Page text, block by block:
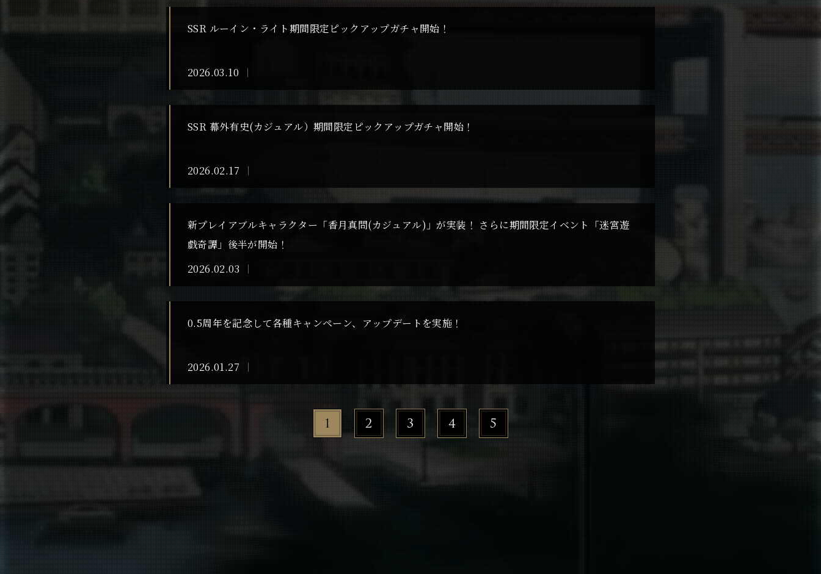
SSR ルーイン・ライト期間限定ピックアップガチャ開始！
2026.03.10
SSR 幕外有史(カジュアル）期間限定ピックアップガチャ開始！
2026.02.17
新プレイアブルキャラクター「香月真問(カジュアル)」が実装！ さらに期間限定イベント「迷宮遊
戯奇譚」後半が開始！
2026.02.03
0.5周年を記念して各種キャンペーン、アップデートを実施！
2026.01.27
1 2 3 4 5